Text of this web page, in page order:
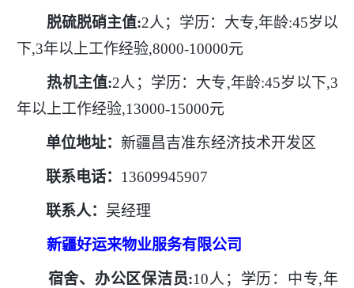
脱硫脱硝主值:2人；学历：大专,年龄:45岁以
下,3年以上工作经验,8000-10000元
热机主值:2人；学历：大专,年龄:45岁以下,3
年以上工作经验,13000-15000元
单位地址： 新疆昌吉准东经济技术开发区
联系电话： 13609945907
联系人： 吴经理
新疆好运来物业服务有限公司
宿舍、办公区保洁员:10人；学历：中专,年